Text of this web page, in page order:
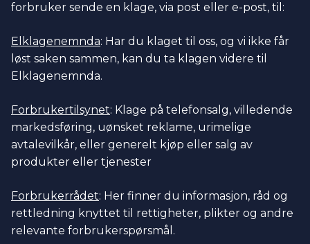
forbruker sende en klage, via post eller e-post, til:
Elklagenemnda: Har du klaget til oss, og vi ikke får
løst saken sammen, kan du ta klagen videre til
Elklagenemnda.
Forbrukertilsynet: Klage på telefonsalg, villedende
markedsføring, uønsket reklame, urimelige
avtalevilkår, eller generelt kjøp eller salg av
produkter eller tjenester
Forbrukerrådet: Her finner du informasjon, råd og
rettledning knyttet til rettigheter, plikter og andre
relevante forbrukerspørsmål.